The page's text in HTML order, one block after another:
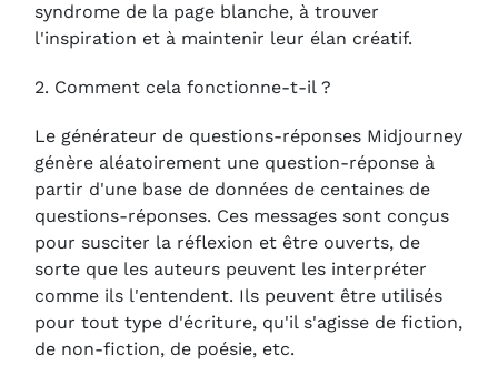
syndrome de la page blanche, à trouver
l'inspiration et à maintenir leur élan créatif.
2. Comment cela fonctionne-t-il ?
Le générateur de questions-réponses Midjourney
génère aléatoirement une question-réponse à
partir d'une base de données de centaines de
questions-réponses. Ces messages sont conçus
pour susciter la réflexion et être ouverts, de
sorte que les auteurs peuvent les interpréter
comme ils l'entendent. Ils peuvent être utilisés
pour tout type d'écriture, qu'il s'agisse de fiction,
de non-fiction, de poésie, etc.